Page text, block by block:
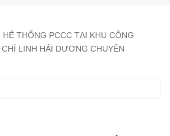
HỆ THỐNG PCCC TẠI KHU CÔNG
LINH HẢI DƯƠNG CHUYÊN